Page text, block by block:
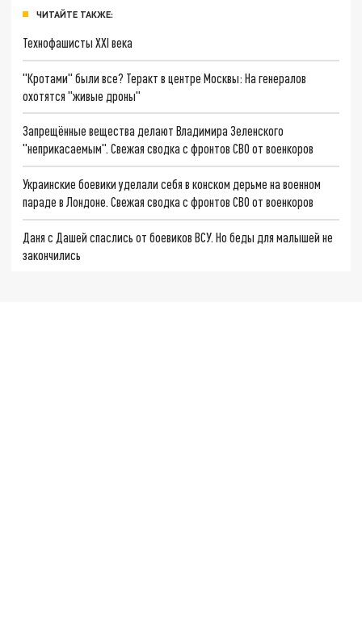
ЧИТАЙТЕ ТАКЖЕ:
Технофашисты XXI века
"Кротами" были все? Теракт в центре Москвы: На генералов
охотятся "живые дроны"
Запрещённые вещества делают Владимира Зеленского
"неприкасаемым". Свежая сводка с фронтов СВО от военкоров
Украинские боевики уделали себя в конском дерьме на военном
параде в Лондоне. Свежая сводка с фронтов СВО от военкоров
Даня с Дашей спаслись от боевиков ВСУ. Но беды для малышей не
закончились